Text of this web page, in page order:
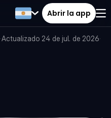
Abrir la app
·Actualizado 24 de jul. de 2026·